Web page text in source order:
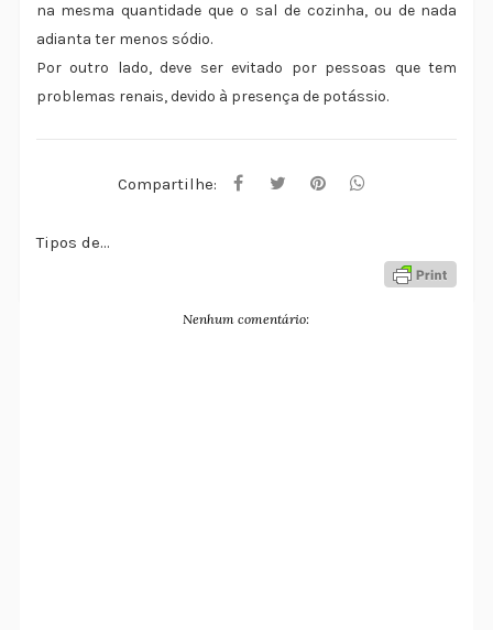
na mesma quantidade que o sal de cozinha, ou de nada
adianta ter menos sódio.
Por outro lado, deve ser evitado por pessoas que tem
problemas renais, devido à presença de potássio.
Compartilhe:
Tipos de...
Nenhum comentário: